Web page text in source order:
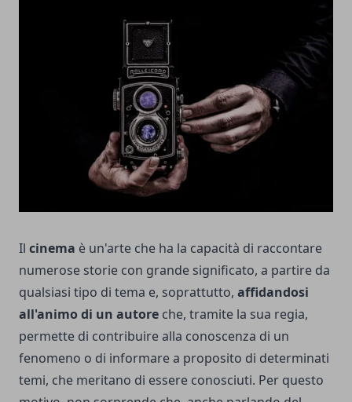
Il cinema è un'arte che ha la capacità di raccontare
numerose storie con grande significato, a partire da
qualsiasi tipo di tema e, soprattutto, affidandosi
all'animo di un autore che, tramite la sua regia,
permette di contribuire alla conoscenza di un
fenomeno o di informare a proposito di determinati
temi, che meritano di essere conosciuti. Per questo